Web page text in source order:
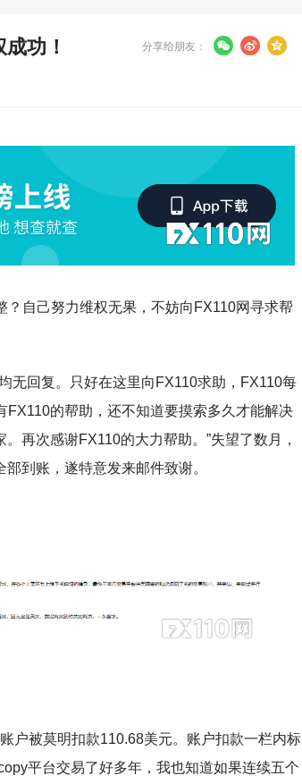
功！ 分享给朋友：
自己努力维权无果，不妨向FX110网寻求帮
无回复。只好在这里向FX110求助，FX110每
的帮助，还不知道要摸索多久才能解决
再次感谢FX110的大力帮助。”失望了数月，
到账，遂特意发来邮件致谢。
户被莫明扣款110.68美元。账户扣款一栏内标
平台交易了好多年，我也知道如果连续五个